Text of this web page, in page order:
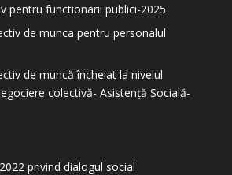
pentru functionarii publici-2025
de munca pentru personalul
de muncă încheiat la nivelul
colectivă- Asistență Socială-
privind dialogul social